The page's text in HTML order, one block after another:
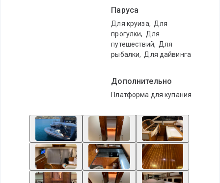
Паруса
Для круиза, Для
прогулки, Для
путешествий, Для
рыбалки, Для дайвинга
Дополнительно
Платформа для купания